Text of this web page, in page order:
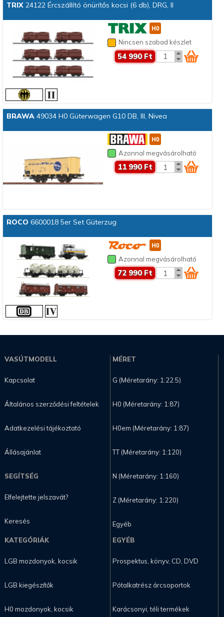
TRIX24122 Ércszállító önürítős kocsi (6 db), DRG, II
Nincsen szabad készlet
54 990 Ft
BRAWA49034 H0 Güterwagen G10 DB, III, Nivea
Azonnal megvásárolható
11 990 Ft
ROCO 6600018 5er Set Güterzug
Azonnal megvásárolható
72 990 Ft
VASÚTMODELL
Kapcsolat
Általános szerződési feltételek
Adatkezelési tájékoztató
Állásajánlat
SEGÍTSÉG
Elfelejtette jelszavát?
Keresés
MÉRET
G (Méretarány: 1:22.5)
H0 (Méretarány: 1:87)
H0em (Méretarány: 1:87)
TT (Méretarány: 1:120)
N (Méretarány: 1:160)
Z (Méretarány: 1:220)
Egyéb
KATEGÓRIÁK
LGB mozdonyok, kocsik
LGB kiegészítők
H0 mozdonyok, kocsik
EGYÉB
Prospektus, könyv, CD, DVD
Pótalkatrész árcsoportok
Karácsonyi, téli termékek